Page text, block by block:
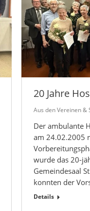
20 Jahre
Aus den Vereinen &
Der ambulante
am 24.02.2005
wurde das 20-
Gemeindesaal
konnten der
Details